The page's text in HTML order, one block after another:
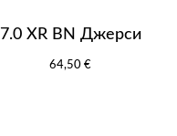
7.0 XR BN Джерси
64,50 €